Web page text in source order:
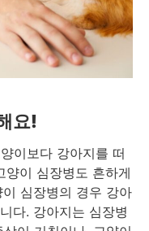
요!
이보다 강아지를 떠
양이 심장병도 흔하게
심장병의 경우 강아
다. 강아지는 심장병